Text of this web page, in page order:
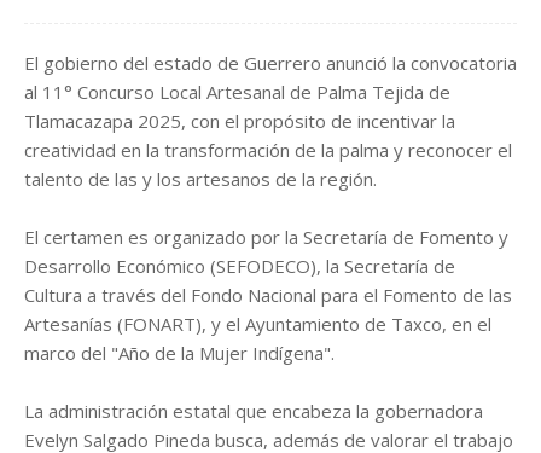
El gobierno del estado de Guerrero anunció la convocatoria
al 11° Concurso Local Artesanal de Palma Tejida de
Tlamacazapa 2025, con el propósito de incentivar la
creatividad en la transformación de la palma y reconocer el
talento de las y los artesanos de la región.
El certamen es organizado por la Secretaría de Fomento y
Desarrollo Económico (SEFODECO), la Secretaría de
Cultura a través del Fondo Nacional para el Fomento de las
Artesanías (FONART), y el Ayuntamiento de Taxco, en el
marco del "Año de la Mujer Indígena".
La administración estatal que encabeza la gobernadora
Evelyn Salgado Pineda busca, además de valorar el trabajo